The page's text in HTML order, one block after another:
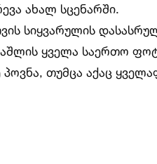
ახალ სცენარში.
სიყვარულის
ყველა საერთო
თუმცა აქაც